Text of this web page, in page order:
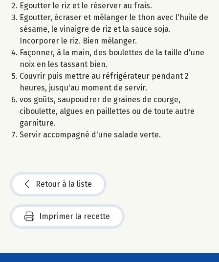
Egoutter le riz et le réserver au frais.
Egoutter, écraser et mélanger le thon avec l'huile de
sésame, le vinaigre de riz et la sauce soja.
Incorporer le riz. Bien mélanger.
Façonner, à la main, des boulettes de la taille d'une
noix en les tassant bien.
Couvrir puis mettre au réfrigérateur pendant 2
heures, jusqu'au moment de servir.
vos goûts, saupoudrer de graines de courge,
ciboulette, algues en paillettes ou de toute autre
garniture.
Servir accompagné d'une salade verte.
Retour à la liste
Imprimer la recette